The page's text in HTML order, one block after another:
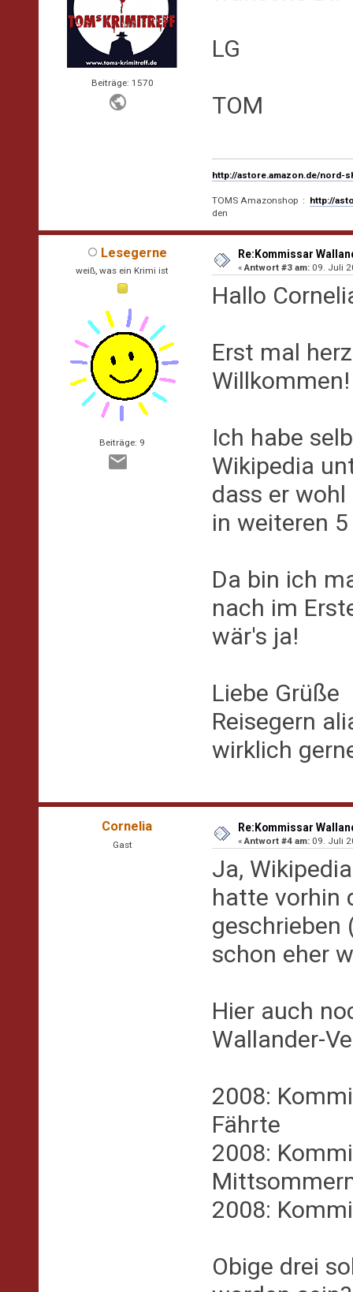
Beiträge: 1570
LG
TOM
http://astore.amazon.de/nord-
TOMS Amazonshop : http://
den
Lesegerne
weiß, was ein Krimi ist
Beiträge: 9
Re:Kommissar
«Antwort #3 am: 09. Juli
Hallo
Erst mal
Willkommen!
Ich habe
Wikipedia
dass er
in weiteren
Da bin ich
nach im
wär's ja!
Liebe Grüße
Reisegern
wirklich
Cornelia
Gast
Re:Kommissar
«Antwort #4 am: 09. Juli
Ja,
hatte vorhin
geschrieben
schon eher
Hier auch
Wallander-
2008:
Fährte
2008:
2008:
Obige drei